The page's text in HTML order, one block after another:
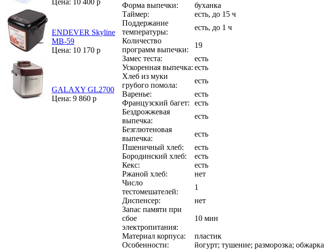
Цена: 10 400 р
ENDEVER Skyline
MB-59
Цена: 10 170 р
GALAXY GL2700
Цена: 9 860 р
Форма выпечки:
буханка
Таймер:
есть, до 15 ч
Поддержание
температуры:
есть, до 1 ч
Количество
программ выпечки:
19
Замес теста:
есть
Ускоренная выпечка: есть
Хлеб из муки
грубого помола:
есть
Варенье:
есть
Французский багет:
есть
Бездрожжевая
выпечка:
есть
Безглютеновая
выпечка:
есть
Пшеничный хлеб:
есть
Бородинский хлеб:
есть
Кекс:
есть
Ржаной хлеб:
нет
Число
тестомешателей:
1
Диспенсер:
нет
Запас памяти при
сбое
электропитания:
10 мин
Материал корпуса:
пластик
Особенности:
йогурт; тушение; разморозка; обжарка